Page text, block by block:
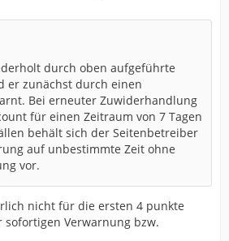
durch oben aufgeführte
er zunächst durch einen
Bei erneuter Zuwiderhandlung
für einen Zeitraum von 7 Tagen
behält sich der Seitenbetreiber
auf unbestimmte Zeit ohne
vor.
nicht für die ersten 4 punkte
sofortigen Verwarnung bzw.